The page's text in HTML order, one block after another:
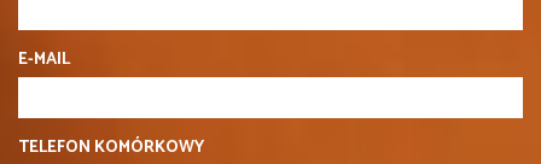
E-MAIL
TELEFON KOMÓRKOWY